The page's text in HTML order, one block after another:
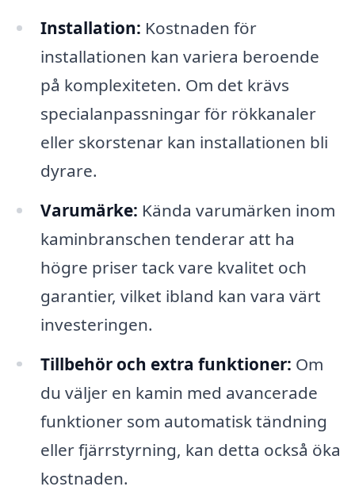
Installation: Kostnaden för
installationen kan variera beroende
på komplexiteten. Om det krävs
specialanpassningar för rökkanaler
eller skorstenar kan installationen bli
dyrare.
Varumärke: Kända varumärken inom
kaminbranschen tenderar att ha
högre priser tack vare kvalitet och
garantier, vilket ibland kan vara värt
investeringen.
Tillbehör och extra funktioner: Om
du väljer en kamin med avancerade
funktioner som automatisk tändning
eller fjärrstyrning, kan detta också öka
kostnaden.